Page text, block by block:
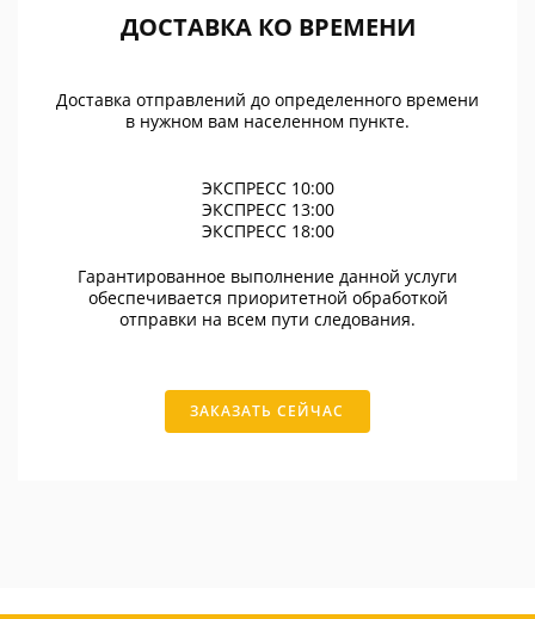
ДОСТАВКА КО ВРЕМЕНИ
Доставка отправлений до определенного времени
в нужном вам населенном пункте.
ЭКСПРЕСС 10:00
ЭКСПРЕСС 13:00
ЭКСПРЕСС 18:00
Гарантированное выполнение данной услуги
обеспечивается приоритетной обработкой
отправки на всем пути следования.
ЗАКАЗАТЬ СЕЙЧАС